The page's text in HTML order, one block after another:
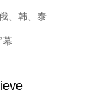
、韩、泰
幕